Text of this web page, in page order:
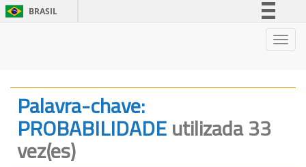
BRASIL
Canais
Palavra-chave:
PROBABILIDADEutilizada 33
vez(es)